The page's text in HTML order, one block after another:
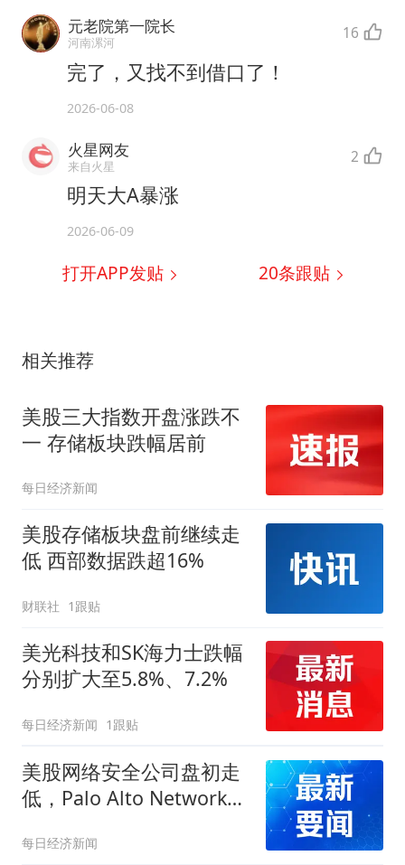
元老院第一院长
河南漯河 16
完了，又找不到借口了！
2026-06-08
火星网友
来自火星 2
明天大A暴涨
2026-06-09
打开APP发贴 20条跟贴
相关推荐
美股三大指数开盘涨跌不
一 存储板块跌幅居前
每日经济新闻
美股存储板块盘前继续走
低 西部数据跌超16%
财联社 1跟贴
美光科技和SK海力士跌幅
分别扩大至5.8%、7.2%
每日经济新闻 1跟贴
美股网络安全公司盘初走
低，Palo Alto Networks
每日经济新闻